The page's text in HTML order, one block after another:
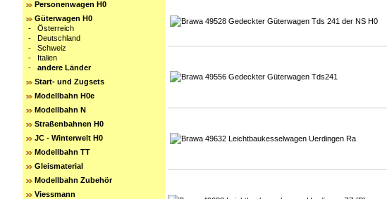
Personenwagen H0
Güterwagen H0
- Österreich
- Deutschland
- Schweiz
- Italien
- andere Länder
Start- und Zugsets
Modellbahn H0e
Modellbahn N
Straßenbahnen H0
JC - Winterwelt H0
Modellbahn TT
Gleismaterial
Modellbahn Zubehör
Viessmann